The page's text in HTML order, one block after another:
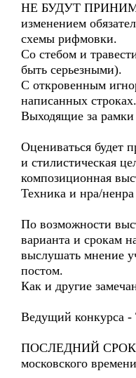
НЕ БУДУТ
изменением
схемы рифмовки.
Со стебом и
быть серьезными).
С откровенным
написанных строках.
Выходящие за
Оцениваться будет
и стилистическая
композиционная
Техника и нра/
По возможности
варианта и срокам
выслушать мнение
постом.
Как и другие
Ведущий конкурса
ПОСЛЕДНИЙ СРОК
московского